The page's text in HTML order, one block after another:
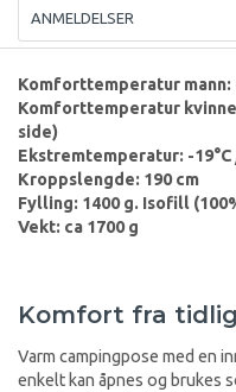
ANMELDELSER
Komforttemperatur mann:
Komforttemperatur
side)
Ekstremtemperatur: -19°C
Kroppslengde: 190 cm
Fylling: 1400 g. Isofill
Vekt: ca 1700 g
Komfort fra
Varm campingpose med en
enkelt kan åpnes og brukes